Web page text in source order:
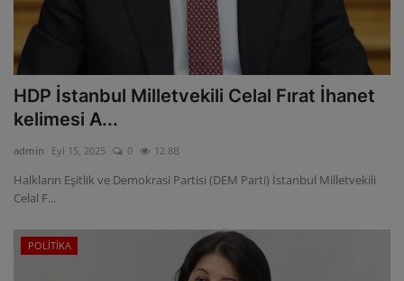
HDP İstanbul Milletvekili Celal Fırat İhanet
kelimesi A...
admin Eyl 15, 2025 0 12.8B
Halkların Eşitlik ve Demokrasi Partisi (DEM Parti) İstanbul Milletvekili
Celal F...
POLİTİKA